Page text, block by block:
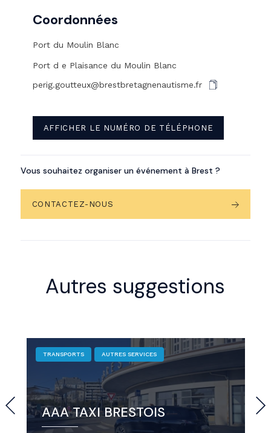
Coordonnées
Port du Moulin Blanc
Port d e Plaisance du Moulin Blanc
perig.goutteux@brestbretagnenautisme.fr
AFFICHER LE NUMÉRO DE TÉLÉPHONE
Vous souhaitez organiser un événement à Brest ?
CONTACTEZ-NOUS
Autres suggestions
TRANSPORTS AUTRES SERVICES
AAA TAXI BRESTOIS